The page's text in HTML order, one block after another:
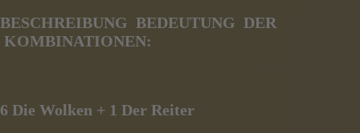
BESCHREIBUNG BEDEUTUNG DER
KOMBINATIONEN:
6 Die Wolken + 1 Der Reiter